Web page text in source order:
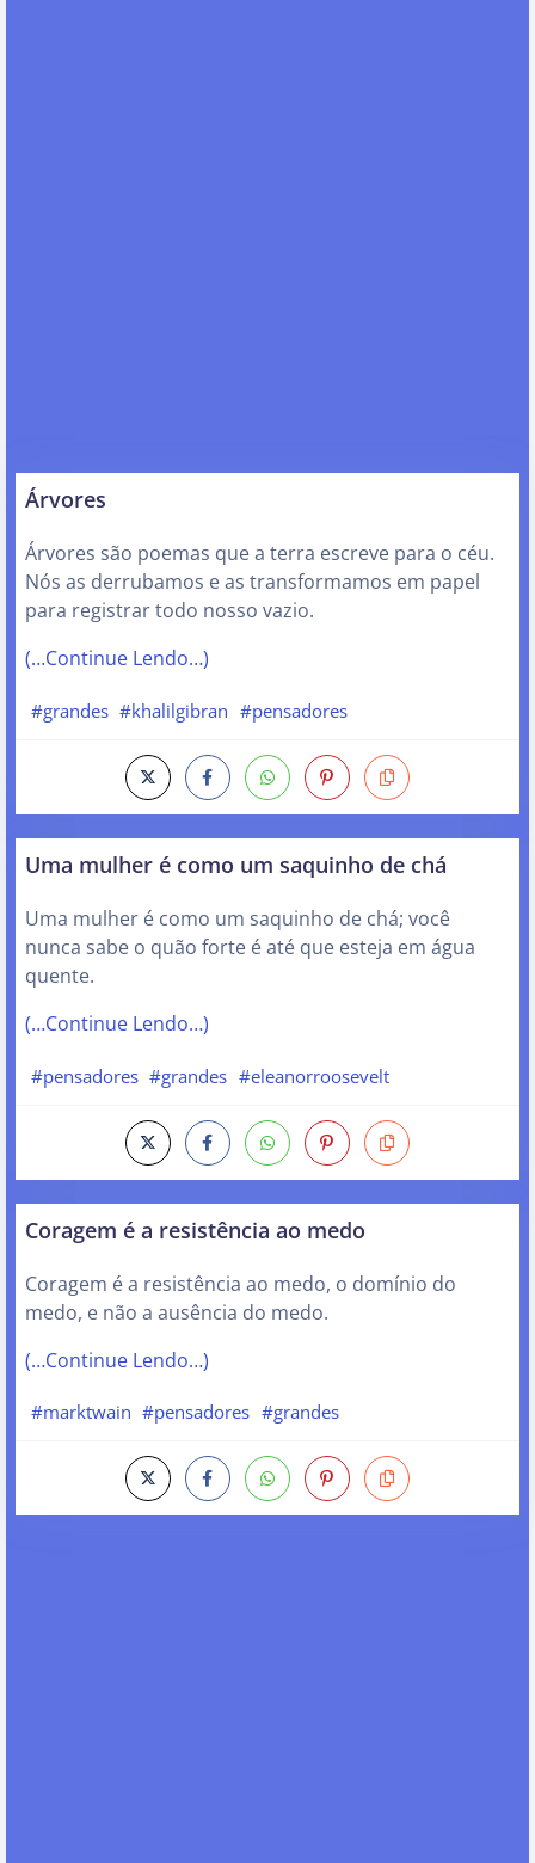
Árvores
Árvores são poemas que a terra escreve para o céu.
Nós as derrubamos e as transformamos em papel
para registrar todo nosso vazio.
(…Continue Lendo…)
#grandes #khalilgibran #pensadores
Uma mulher é como um saquinho de chá
Uma mulher é como um saquinho de chá; você
nunca sabe o quão forte é até que esteja em água
quente.
(…Continue Lendo…)
#pensadores #grandes #eleanorroosevelt
Coragem é a resistência ao medo
Coragem é a resistência ao medo, o domínio do
medo, e não a ausência do medo.
(…Continue Lendo…)
#marktwain #pensadores #grandes